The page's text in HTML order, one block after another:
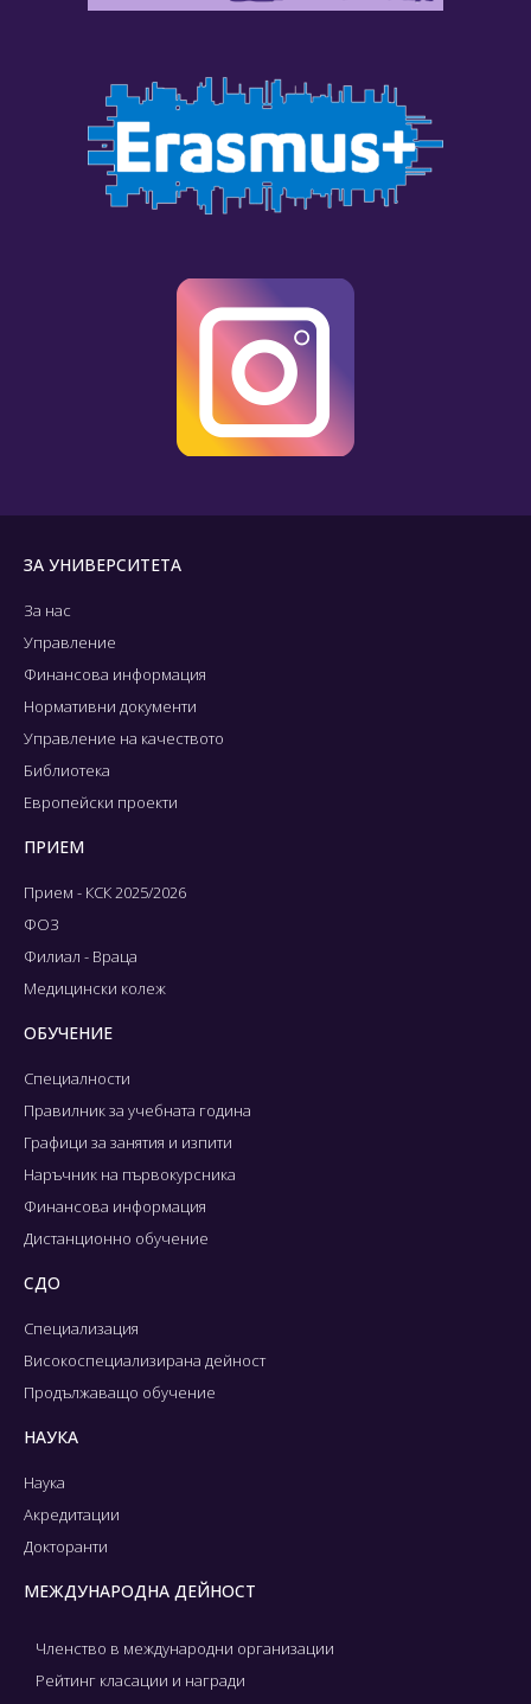
ЗА УНИВЕРСИТЕТА
За нас
Управление
Финансова информация
Нормативни документи
Управление на качеството
Библиотека
Европейски проекти
ПРИЕМ
Прием - КСК 2025/2026
ФОЗ
Филиал - Враца
Медицински колеж
ОБУЧЕНИЕ
Специалности
Правилник за учебната година
Графици за занятия и изпити
Наръчник на първокурсника
Финансова информация
Дистанционно обучение
СДО
Специализация
Високоспециализирана дейност
Продължаващо обучение
НАУКА
Наука
Акредитации
Докторанти
МЕЖДУНАРОДНА ДЕЙНОСТ
Членство в международни организации
Рейтинг класации и награди